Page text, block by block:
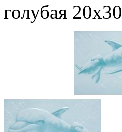
голубая 20х30